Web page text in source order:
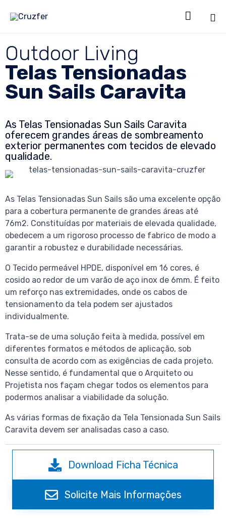

Outdoor Living
Telas Tensionadas
Sun Sails Caravita
As Telas Tensionadas Sun Sails Caravita
oferecem grandes áreas de sombreamento
exterior permanentes com tecidos de elevado
qualidade.
As Telas Tensionadas Sun Sails são uma excelente opção
para a cobertura permanente de grandes áreas até
76m2. Constituídas por materiais de elevada qualidade,
obedecem a um rigoroso processo de fabrico de modo a
garantir a robustez e durabilidade necessárias.
O Tecido permeável HPDE, disponível em 16 cores, é
cosido ao redor de um varão de aço inox de 6mm. É feito
um reforço nas extremidades, onde os cabos de
tensionamento da tela podem ser ajustados
individualmente.
Trata-se de uma solução feita à medida, possível em
diferentes formatos e métodos de aplicação, sob
consulta de acordo com as exigências de cada projeto.
Nesse sentido, é fundamental que o Arquiteto ou
Projetista nos façam chegar todos os elementos para
podermos analisar a viabilidade da solução.
As várias formas de fixação da Tela Tensionada Sun Sails
Caravita devem ser analisadas caso a caso.
Download Ficha Técnica
Solicite Mais Informações